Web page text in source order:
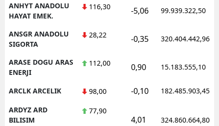
ANHYT ANADOLU
HAYAT EMEK.
116,30 -5,06 99.939.322,50
ANSGR ANADOLU
SIGORTA
28,22 -0,35 320.404.442,96
ARASE DOGU ARAS
ENERJI
112,00 0,90 15.183.555,10
ARCLK ARCELIK 98,00 -0,10 182.485.903,45
ARDYZ ARD
BILISIM
77,90
4,01 324.860.664,80